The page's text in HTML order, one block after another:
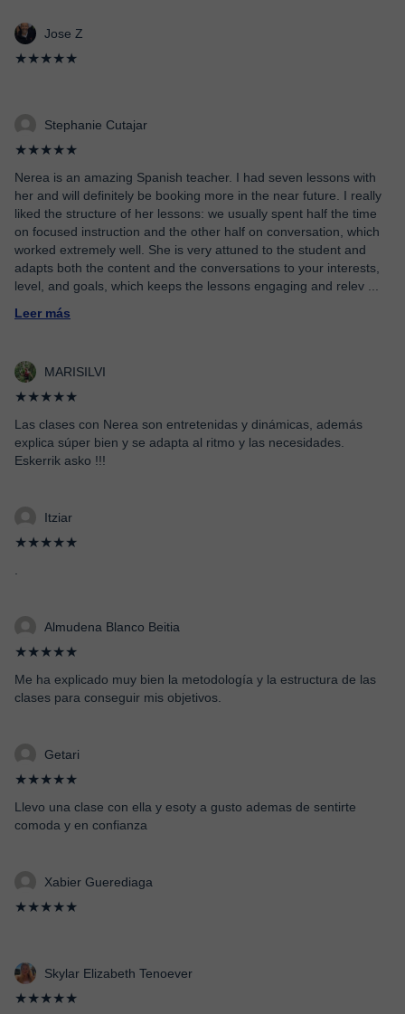
Jose Z
★★★★★
Stephanie Cutajar
★★★★★
Nerea is an amazing Spanish teacher. I had seven lessons with
her and will definitely be booking more in the near future. I really
liked the structure of her lessons: we usually spent half the time
on focused instruction and the other half on conversation, which
worked extremely well. She is very attuned to the student and
adapts both the content and the conversations to your interests,
level, and goals, which keeps the lessons engaging and relev
Leer más
MARISILVI
★★★★★
Las clases con Nerea son entretenidas y dinámicas, además
explica súper bien y se adapta al ritmo y las necesidades.
Eskerrik asko !!!
Itziar
★★★★★
Almudena Blanco Beitia
★★★★★
Me ha explicado muy bien la metodología y la estructura de las
clases para conseguir mis objetivos.
Getari
★★★★★
Llevo una clase con ella y esoty a gusto ademas de sentirte
comoda y en confianza
Xabier Guerediaga
★★★★★
Skylar Elizabeth Tenoever
★★★★★